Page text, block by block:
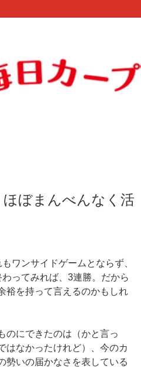
ほぼまんべんなく活
ワンサイドゲームとならず、
わってみれば、3連勝。だから
裕を持って言えるのかもしれ
のにできたのは（かと言っ
はなかったけれど）、今のカ
勢いの届かなさを表している